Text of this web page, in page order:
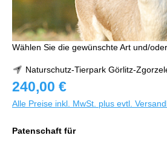
Wählen Sie die gewünschte Art und/
Naturschutz-Tierpark Görlitz-
240,00 €
Alle Preise inkl. MwSt. plus evtl.
Patenschaft für